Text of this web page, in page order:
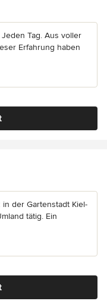
Tag. Aus voller
Erfahrung haben
der Gartenstadt Kiel-
tätig. Ein